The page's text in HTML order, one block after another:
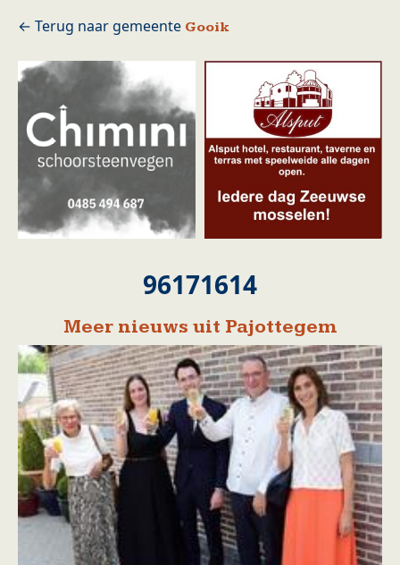
Gooik
96171614
Meer nieuws uit Pajottegem